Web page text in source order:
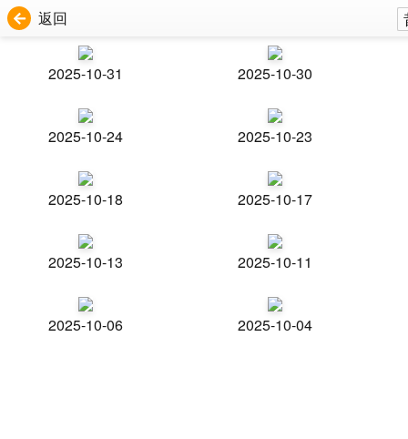
返回
2025-10-31 2025-10-30
2025-10-24 2025-10-23
2025-10-18 2025-10-17
2025-10-13 2025-10-11
2025-10-06 2025-10-04